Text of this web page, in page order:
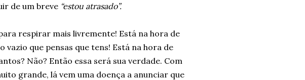
de um breve “estou atrasado”.
respirar mais livremente! Está na hora de
que pensas que tens! Está na hora de
Não? Então essa será sua verdade. Com
grande, lá vem uma doença a anunciar que